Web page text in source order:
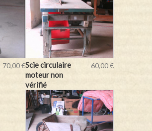
70,00 €Scie circulaire
moteur non
vérifié
60,00 €